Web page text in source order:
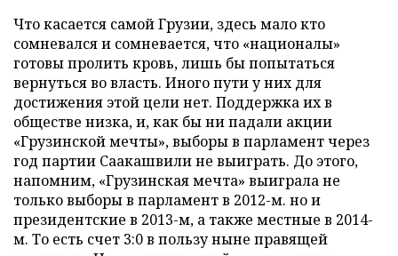
Что касается самой Грузии, здесь мало кто
сомневался и сомневается, что «националы»
готовы пролить кровь, лишь бы попытаться
вернуться во власть. Иного пути у них для
достижения этой цели нет. Поддержка их в
обществе низка, и, как бы ни падали акции
«Грузинской мечты», выборы в парламент через
год партии Саакашвили не выиграть. До этого,
напомним, «Грузинская мечта» выиграла не
только выборы в парламент в 2012-м. но и
президентские в 2013-м, а также местные в 2014-
м. То есть счет 3:0 в пользу ныне правящей